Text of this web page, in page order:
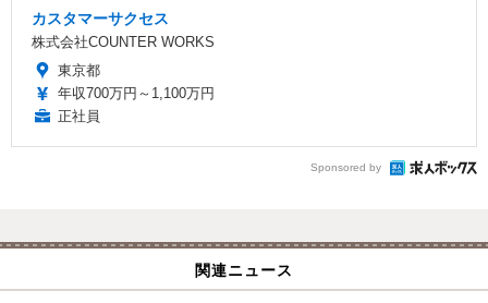
カスタマーサクセス
株式会社COUNTER WORKS
東京都
年収700万円～1,100万円
正社員
Sponsored by
関連ニュース